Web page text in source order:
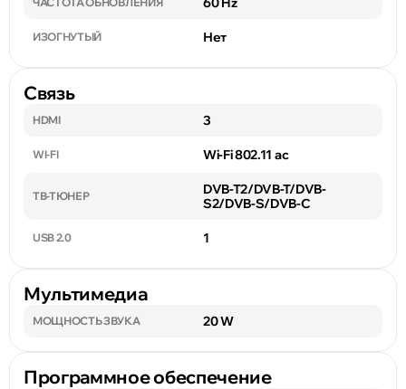
ИЗОГНУТЫЙ Нет
Связь
HDMI 3
WI-FI Wi-Fi 802.11 ac
ТВ-ТЮНЕР
DVB-T2/DVB-T/DVB-
S2/DVB-S/DVB-C
USB 2.0 1
Мультимедиа
МОЩНОСТЬ ЗВУКА 20 W
Программное обеспечение